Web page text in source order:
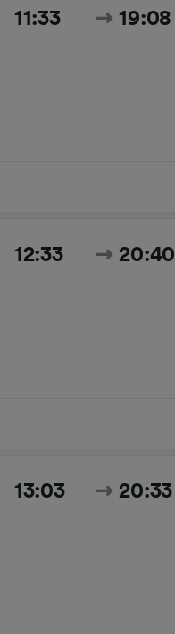
11:33 19:08
12:33 20:40
13:03 20:33